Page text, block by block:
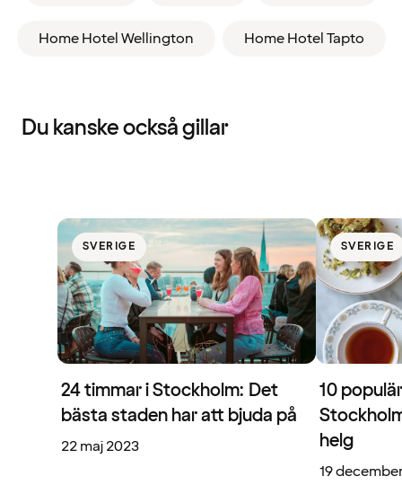
Home Hotel Wellington Home Hotel Tapto
Du kanske också gillar
SVERIGE
24 timmar i Stockholm: Det
bästa staden har att bjuda på
22 maj 2023
SVERIGE
10
helg
19